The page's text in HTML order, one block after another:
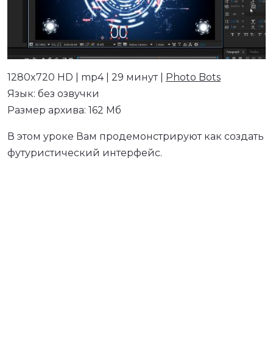
1280x720 HD | mp4 | 29 минут |
Photo Bots
Язык: без озвучки
Размер архива: 162 Мб
В этом уроке Вам продемонстрируют как создать
футуристический интерфейс.